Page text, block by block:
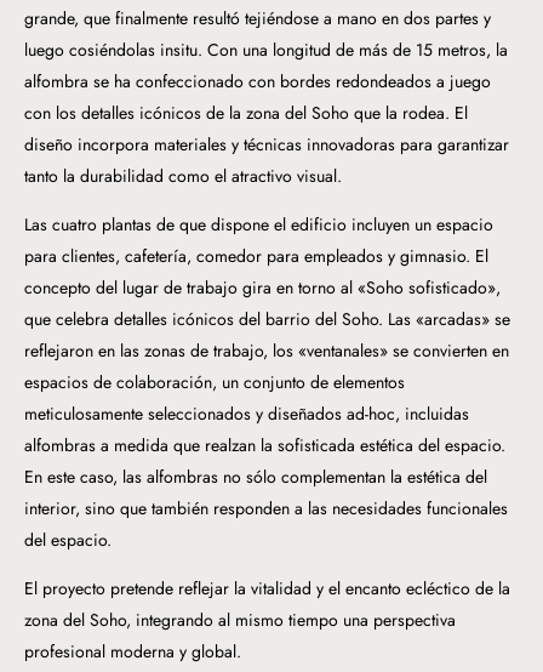
grande, que finalmente resultó tejiéndose a mano en dos partes y
luego cosiéndolas insitu. Con una longitud de más de 15 metros, la
alfombra se ha confeccionado con bordes redondeados a juego
con los detalles icónicos de la zona del Soho que la rodea. El
diseño incorpora materiales y técnicas innovadoras para garantizar
tanto la durabilidad como el atractivo visual.
Las cuatro plantas de que dispone el edificio incluyen un espacio
para clientes, cafetería, comedor para empleados y gimnasio. El
concepto del lugar de trabajo gira en torno al «Soho sofisticado»,
que celebra detalles icónicos del barrio del Soho. Las «arcadas» se
reflejaron en las zonas de trabajo, los «ventanales» se convierten en
espacios de colaboración, un conjunto de elementos
meticulosamente seleccionados y diseñados ad-hoc, incluidas
alfombras a medida que realzan la sofisticada estética del espacio.
En este caso, las alfombras no sólo complementan la estética del
interior, sino que también responden a las necesidades funcionales
del espacio.
El proyecto pretende reflejar la vitalidad y el encanto ecléctico de la
zona del Soho, integrando al mismo tiempo una perspectiva
profesional moderna y global.